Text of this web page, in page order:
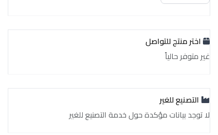
اختر منتج للتواصل
غير متوفر حالياً
التصنيع للغير
لا توجد بيانات مؤكدة حول خدمة التصنيع للغير